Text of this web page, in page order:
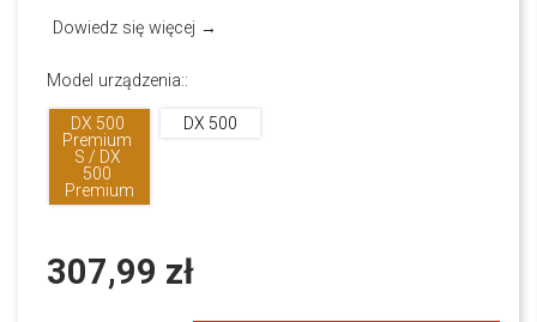
Dowiedz się więcej →
Model urządzenia::
DX 500
Premium
S / DX
500
Premium
DX 500
307,99 zł